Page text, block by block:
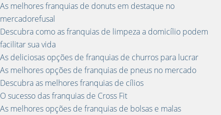
As melhores franquias de donuts em destaque no
mercadorefusal
Descubra como as franquias de limpeza a domicílio podem
facilitar sua vida
As deliciosas opções de franquias de churros para lucrar
As melhores opções de franquias de pneus no mercado
Descubra as melhores franquias de cílios
O sucesso das franquias de Cross Fit
As melhores opções de franquias de bolsas e malas